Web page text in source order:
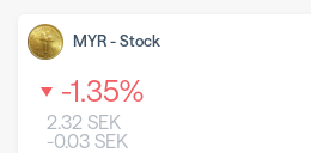
MYR - Stock
-1.35%
2.32 SEK
-0.03 SEK